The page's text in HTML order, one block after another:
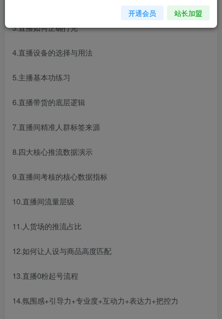
3.直播如何正确打光
4.直播设备的选择与用法
5.主播基本功练习
6.直播带货的底层逻辑
7.直播间精准人群标签来源
8.四大核心推流数据演示
9.直播间考核的核心数据指标
10.直播间流量层级
11.人货场的推流占比
12.如何让人设与商品高度匹配
13.直播0粉起号流程
14.氛围感+引导力+专业度+互动力+表达力+把控力
开通会员 站长加盟